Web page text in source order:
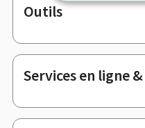
Pied
de
page
Outils
Services en ligne